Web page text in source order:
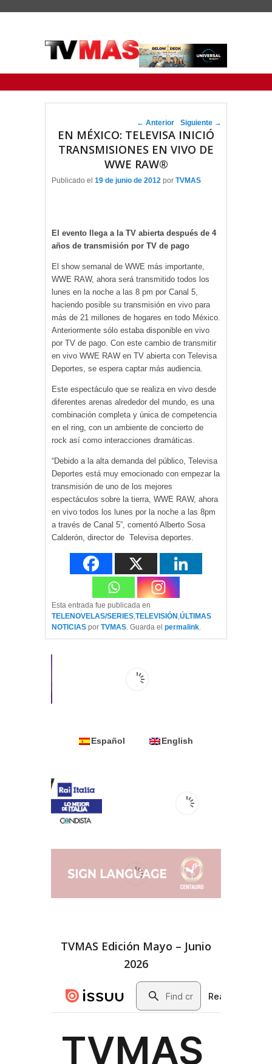
Navegador de artículos
← Anterior Siguiente →
EN MÉXICO: TELEVISA INICIÓ
TRANSMISIONES EN VIVO DE
WWE RAW®
Publicado el 19 de junio de 2012 por TVMAS
El evento llega a la TV abierta después de 4
años de transmisión por TV de pago
El show semanal de WWE más importante,
WWE RAW, ahora será transmitido todos los
lunes en la noche a las 8 pm por Canal 5,
haciendo posible su transmisión en vivo para
más de 21 millones de hogares en todo México.
Anteriormente sólo estaba disponible en vivo
por TV de pago. Con este cambio de transmitir
en vivo WWE RAW en TV abierta con Televisa
Deportes, se espera captar más audiencia.
Este espectáculo que se realiza en vivo desde
diferentes arenas alrededor del mundo, es una
combinación completa y única de competencia
en el ring, con un ambiente de concierto de
rock así como interacciones dramáticas.
“Debido a la alta demanda del público, Televisa
Deportes está muy emocionado con empezar la
transmisión de uno de los mejores
espectáculos sobre la tierra, WWE RAW, ahora
en vivo todos los lunes por la noche a las 8pm
a través de Canal 5”, comentó Alberto Sosa
Calderón, director de Televisa deportes.
Esta entrada fue publicada en
TELENOVELAS/SERIES,TELEVISIÓN ,ÚLTIMAS
NOTICIAS por TVMAS. Guarda el permalink.
Español English
TVMAS Edición Mayo – Junio
2026